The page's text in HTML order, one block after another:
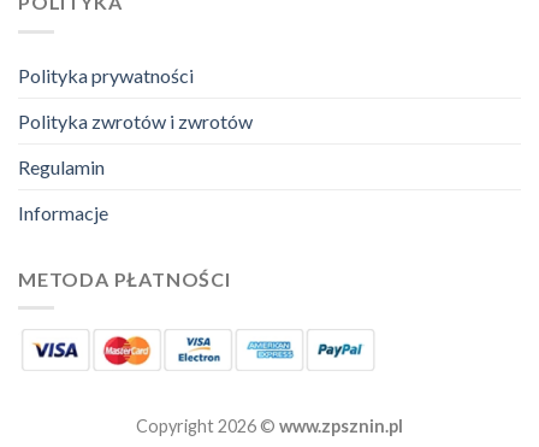
Polityka prywatności
Polityka zwrotów i zwrotów
Regulamin
Informacje
METODA PŁATNOŚCI
Copyright 2026 © www.zpsznin.pl